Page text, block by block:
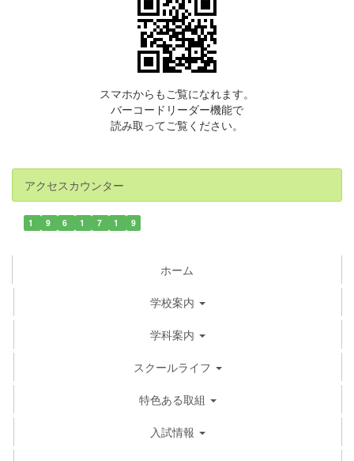
スマホからもご覧になれます。
バーコードリーダー機能で
読み取ってご覧ください。
アクセスカウンター
1 9 6 1 7 1 9
ホーム
学校案内
学科案内
スクールライフ
特色ある取組
入試情報